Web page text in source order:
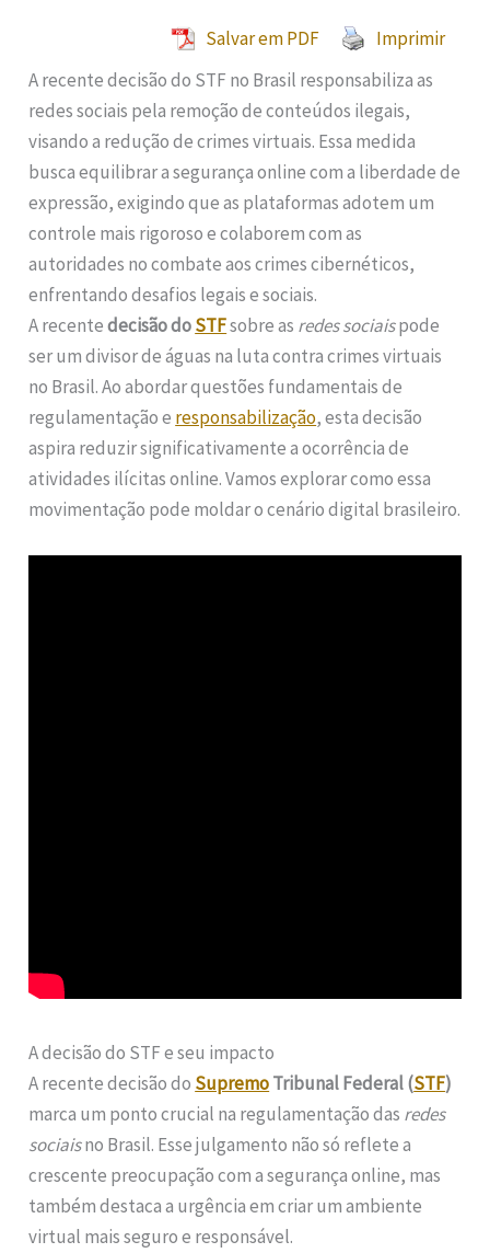
Salvar em PDF
Imprimir
A recente decisão do STF no Brasil responsabiliza as
redes sociais pela remoção de conteúdos ilegais,
visando a redução de crimes virtuais. Essa medida
busca equilibrar a segurança online com a liberdade de
expressão, exigindo que as plataformas adotem um
controle mais rigoroso e colaborem com as
autoridades no combate aos crimes cibernéticos,
enfrentando desafios legais e sociais.
A recentedecisão doSTFsobre as redes sociaispode
ser um divisor de águas na luta contra crimes virtuais
no Brasil. Ao abordar questões fundamentais de
regulamentação e responsabilização, esta decisão
aspira reduzir significativamente a ocorrência de
atividades ilícitas online. Vamos explorar como essa
movimentação pode moldar o cenário digital brasileiro.
A decisão do STF e seu impacto
A recente decisão do SupremoTribunal Federal (STF)
marca um ponto crucial na regulamentação das redes
sociaisno Brasil. Esse julgamento não só reflete a
crescente preocupação com a segurança online, mas
também destaca a urgência em criar um ambiente
virtual mais seguro e responsável.